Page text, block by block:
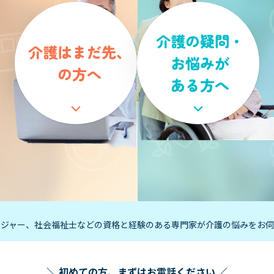
介護はまだ先、
の方へ
介護の疑問・
お悩みが
ある方へ
ャー、社会福祉士などの資格と経験のある専門家が介護の悩みをお